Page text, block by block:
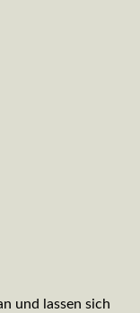
und lassen sich